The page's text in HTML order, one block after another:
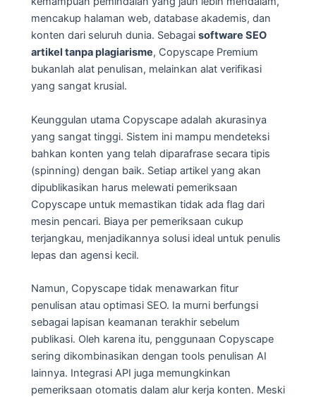
mencakup halaman web, database akademis, dan
konten dari seluruh dunia. Sebagai software SEO
artikel tanpa plagiarisme, Copyscape Premium
bukanlah alat penulisan, melainkan alat verifikasi
yang sangat krusial.
Keunggulan utama Copyscape adalah akurasinya
yang sangat tinggi. Sistem ini mampu mendeteksi
bahkan konten yang telah diparafrase secara tipis
(spinning) dengan baik. Setiap artikel yang akan
dipublikasikan harus melewati pemeriksaan
Copyscape untuk memastikan tidak ada flag dari
mesin pencari. Biaya per pemeriksaan cukup
terjangkau, menjadikannya solusi ideal untuk penulis
lepas dan agensi kecil.
Namun, Copyscape tidak menawarkan fitur
penulisan atau optimasi SEO. Ia murni berfungsi
sebagai lapisan keamanan terakhir sebelum
publikasi. Oleh karena itu, penggunaan Copyscape
sering dikombinasikan dengan tools penulisan AI
lainnya. Integrasi API juga memungkinkan
pemeriksaan otomatis dalam alur kerja konten. Meski